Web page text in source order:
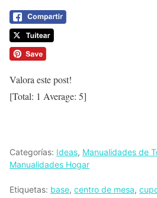
Valora este post!
[Total: 1 Average: 5]
Categorías: Ideas, Manualidades de
Manualidades Hogar
Etiquetas: base, centro de mesa,